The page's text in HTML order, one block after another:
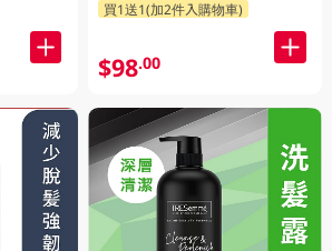
買1送1(加2件入購物車)
$98.00